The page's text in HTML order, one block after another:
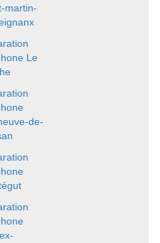
martin-
Le
de-